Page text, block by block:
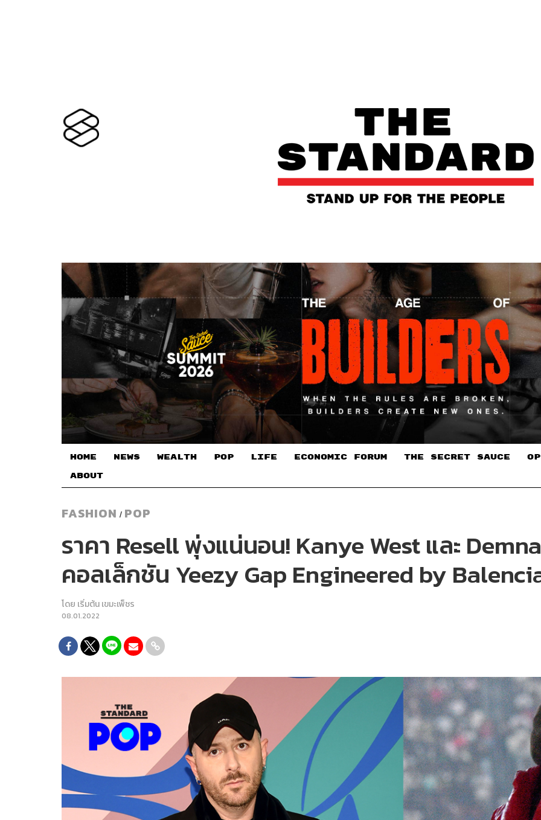
HOME NEWS WEALTH POP LIFE ECONOMIC FORUM THE SECRET SAUCE​
ABOUT
FASHION / POP
ราคา Resell พุ่งแน่นอน! Kanye West และ
คอลเล็กชัน Yeezy Gap Engineered by
โดย เริ่มต้น เขมะเพ็ชร
08.01.2022